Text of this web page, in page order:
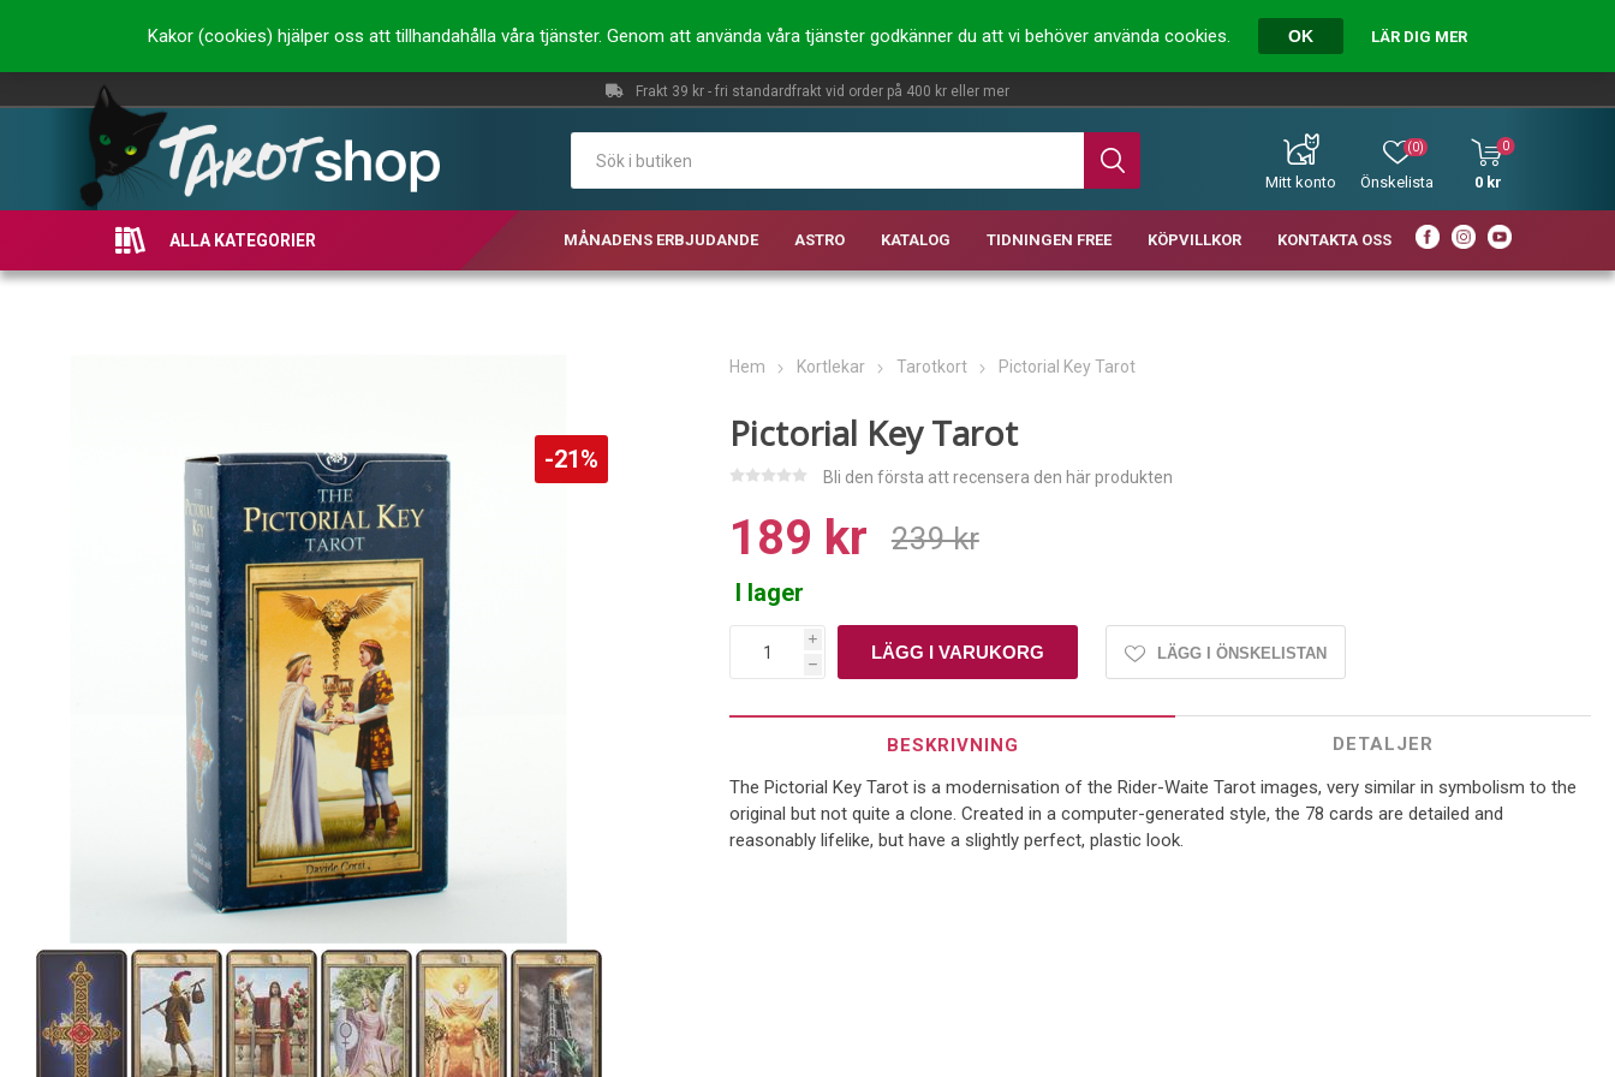
Kakor (cookies) hjälper oss att tillhandahålla våra tjänster. Genom att använda våra tjänster godkänner du att vi behöver använda cookies. OK LÄR DIG MER
Frakt 39 kr - fri standardfrakt vid order på 400 kr eller mer
Mitt konto Önskelista
(0) 0
0 kr
ALLA KATEGORIER MÅNADENS ERBJUDANDE ASTRO KATALOG TIDNINGEN FREE KÖPVILLKOR KONTAKTA OSS
-21%
Hem Kortlekar Tarotkort Pictorial Key Tarot
Pictorial Key Tarot
Bli den första att recensera den här produkten
239 kr
189 kr
I lager
i
h
LÄGG I ÖNSKELISTAN
BESKRIVNING
DETALJER
The Pictorial Key Tarot is a modernisation of the Rider-Waite Tarot images, very similar in symbolism to the
original but not quite a clone. Created in a computer-generated style, the 78 cards are detailed and
reasonably lifelike, but have a slightly perfect, plastic look.